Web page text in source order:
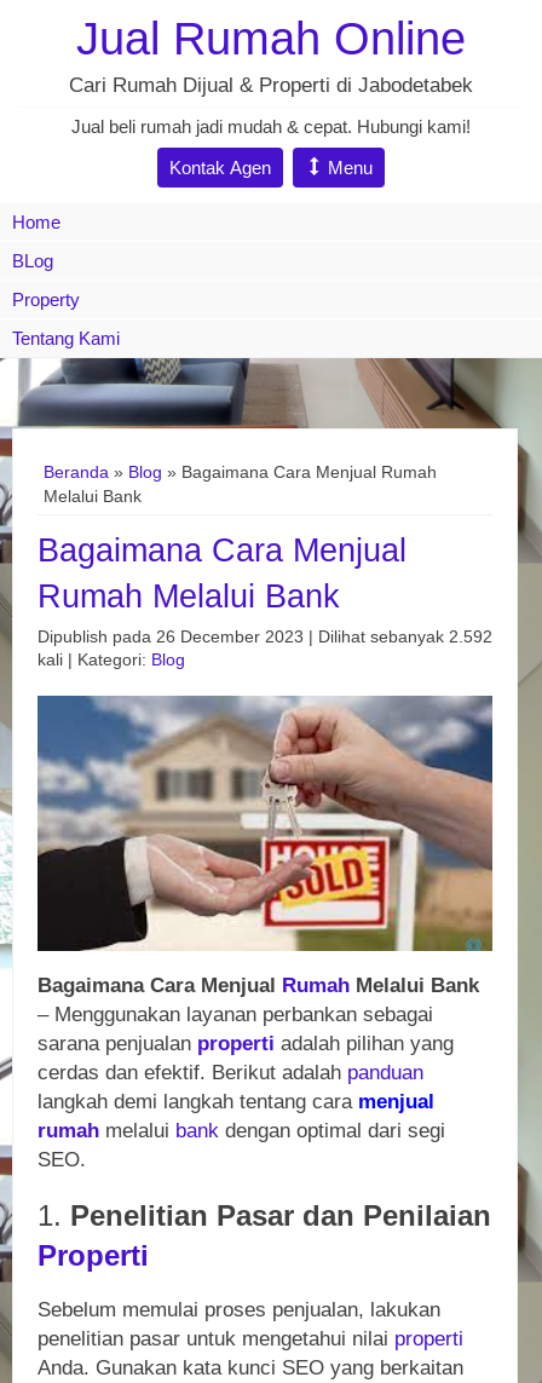
Jual Rumah Online
Cari Rumah Dijual & Properti di Jabodetabek
Jual beli rumah jadi mudah & cepat. Hubungi kami!
Kontak Agen
Menu
Home
BLog
Property
Tentang Kami
Beranda » Blog » Bagaimana Cara Menjual Rumah
Melalui Bank
Bagaimana Cara Menjual
Rumah Melalui Bank
Dipublish pada 26 December 2023 | Dilihat sebanyak 2.592
kali | Kategori: Blog
Bagaimana Cara Menjual Rumah Melalui Bank
– Menggunakan layanan perbankan sebagai
sarana penjualan properti adalah pilihan yang
cerdas dan efektif. Berikut adalah panduan
langkah demi langkah tentang cara menjual
rumah melalui bank dengan optimal dari segi
SEO.
1. Penelitian Pasar dan Penilaian
Properti
Sebelum memulai proses penjualan, lakukan
penelitian pasar untuk mengetahui nilai properti
Anda. Gunakan kata kunci SEO yang berkaitan